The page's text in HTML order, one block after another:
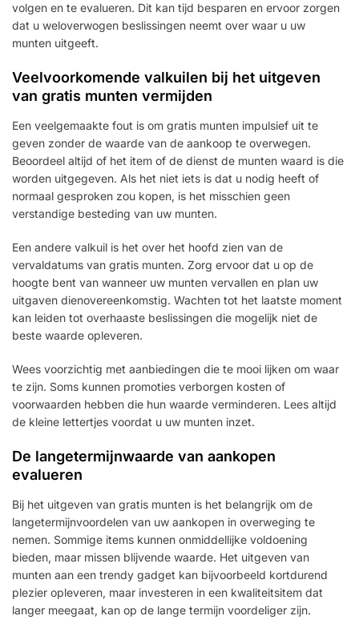
volgen en te evalueren. Dit kan tijd besparen en ervoor zorgen
dat u weloverwogen beslissingen neemt over waar u uw
munten uitgeeft.
Veelvoorkomende valkuilen bij het uitgeven
van gratis munten vermijden
Een veelgemaakte fout is om gratis munten impulsief uit te
geven zonder de waarde van de aankoop te overwegen.
Beoordeel altijd of het item of de dienst de munten waard is die
worden uitgegeven. Als het niet iets is dat u nodig heeft of
normaal gesproken zou kopen, is het misschien geen
verstandige besteding van uw munten.
Een andere valkuil is het over het hoofd zien van de
vervaldatums van gratis munten. Zorg ervoor dat u op de
hoogte bent van wanneer uw munten vervallen en plan uw
uitgaven dienovereenkomstig. Wachten tot het laatste moment
kan leiden tot overhaaste beslissingen die mogelijk niet de
beste waarde opleveren.
Wees voorzichtig met aanbiedingen die te mooi lijken om waar
te zijn. Soms kunnen promoties verborgen kosten of
voorwaarden hebben die hun waarde verminderen. Lees altijd
de kleine lettertjes voordat u uw munten inzet.
De langetermijnwaarde van aankopen
evalueren
Bij het uitgeven van gratis munten is het belangrijk om de
langetermijnvoordelen van uw aankopen in overweging te
nemen. Sommige items kunnen onmiddellijke voldoening
bieden, maar missen blijvende waarde. Het uitgeven van
munten aan een trendy gadget kan bijvoorbeeld kortdurend
plezier opleveren, maar investeren in een kwaliteitsitem dat
langer meegaat, kan op de lange termijn voordeliger zijn.